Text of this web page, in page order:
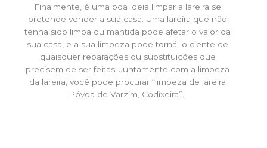
Finalmente, é uma boa ideia limpar a lareira se
pretende vender a sua casa. Uma lareira que não
tenha sido limpa ou mantida pode afetar o valor da
sua casa, e a sua limpeza pode torná-lo ciente de
quaisquer reparações ou substituições que
precisem de ser feitas. Juntamente com a limpeza
da lareira, você pode procurar “limpeza de lareira
Póvoa de Varzim, Codixeira”.